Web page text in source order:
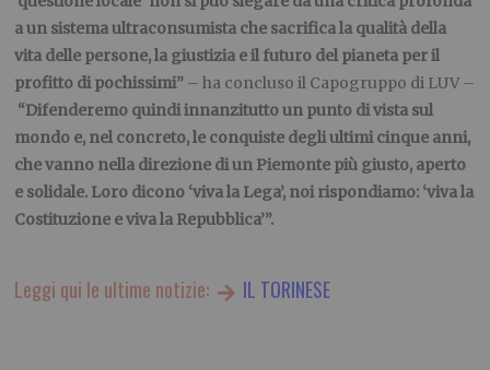
a un sistema ultraconsumista che sacrifica la qualità della
vita delle persone, la giustizia e il futuro del pianeta per il
profitto di pochissimi” – ha concluso il Capogruppo di LUV –
“Difenderemo quindi innanzitutto un punto di vista sul
mondo e, nel concreto, le conquiste degli ultimi cinque anni,
che vanno nella direzione di un Piemonte più giusto, aperto
e solidale. Loro dicono ‘viva la Lega’, noi rispondiamo: ‘viva la
Costituzione e viva la Repubblica’”.
Leggi qui le ultime notizie: IL TORINESE